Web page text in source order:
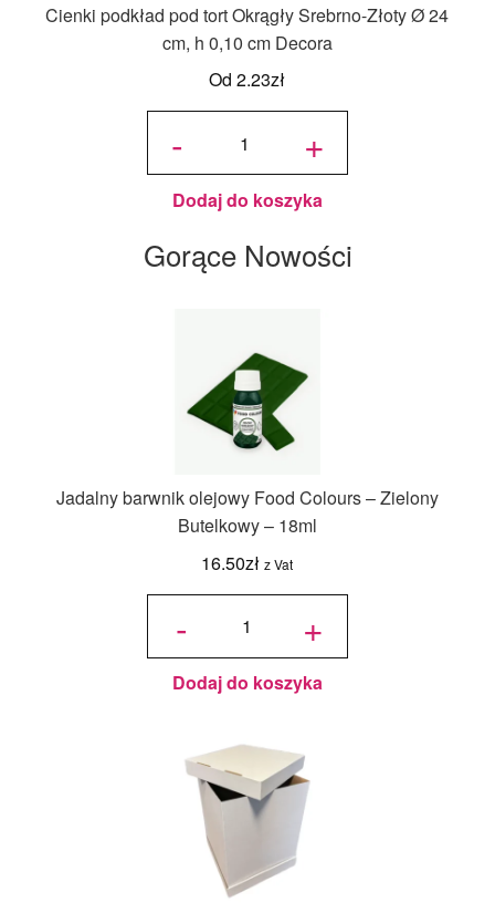
Cienki podkład pod tort Okrągły Srebrno-Złoty Ø 24
cm, h 0,10 cm Decora
Od2.23zł
-
ilość
pod tort
Okrągły
Srebrno-
Złoty Ø
24 cm, h
Decora
+
Dodaj do koszyka
Gorące Nowości
Jadalny barwnik olejowy Food Colours – Zielony
Butelkowy – 18ml
16.50zł z Vat
-
ilość
olejowy
Food
Colours -
Zielony
Butelkowy
+
Dodaj do koszyka